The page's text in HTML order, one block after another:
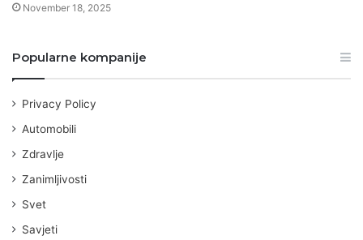
November 18, 2025
Popularne kompanije
Privacy Policy
Automobili
Zdravlje
Zanimljivosti
Svet
Savjeti